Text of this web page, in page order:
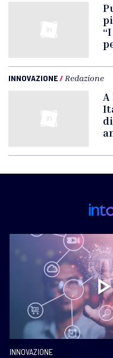
INNOVAZIONE/ Redazione
INNOVAZIONE